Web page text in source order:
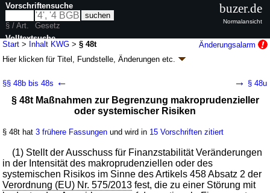
Start > Inhalt KWG >§ 48t
Änderungsalarm
Hier klicken fürTitel, Fundstelle, Änderungen etc.
Artikel 9G. v. 12.05.2026 BGBl. 2026 I Nr. 139
Geltung ab 01.07.1985; FNA: 7610-1Aufsichtsrechtliche Vorschriften
Dritter Abschnitt Vorschriften über die Beaufsichtigung
der Institute
4a. Maßnahmen gegenüber Kreditinstituten bei
Gefahren für die Stabilität des Finanzsystems
§§ 48b bis 48s ← → § 48u
§ 48t Maßnahmen zur Begrenzung makroprudenzieller
oder systemischer Risiken
§ 48t hat3 frühere Fassungen und wird in 15 Vorschriften zitiert
(1) Stellt der Ausschuss für Finanzstabilität Veränderungen
in der Intensität des makroprudenziellen oder des
systemischen Risikos im Sinne des Artikels 458 Absatz 2 der
Verordnung (EU) Nr. 575/2013 fest, die zu einer Störung mit
Vorschriftensuche
§ / Art.
Gesetz
Volltextsuche
nur in KWG
buzer.de
Normalansicht